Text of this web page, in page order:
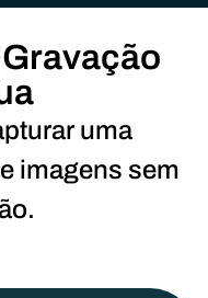
uma
imagens sem